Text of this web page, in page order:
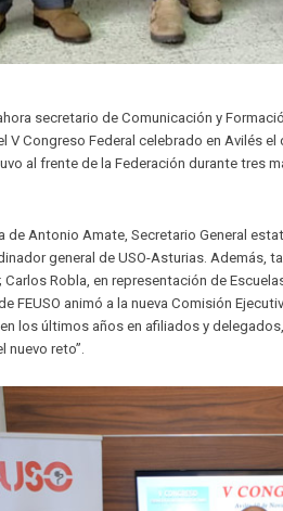
secretario de Comunicación y
V Congreso Federal celebrado en Avilés
al frente de la Federación durante tres
Antonio Amate, Secretario General
general de USO-Asturias. Además,
Robla, en representación de
FEUSO animó a la nueva Comisión
los últimos años en afiliados y
nuevo reto”.